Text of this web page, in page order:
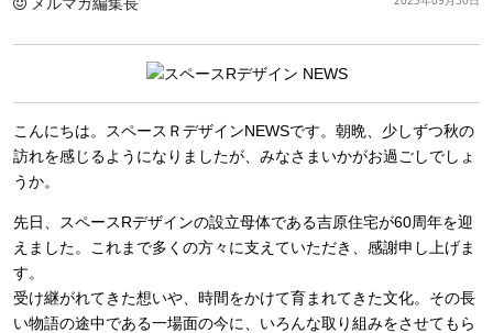
こんにちは。スペースＲデザインNEWSです。朝晩、少しずつ秋の
訪れを感じるようになりましたが、みなさまいかがお過ごしでしょ
うか。
先日、スペースRデザインの設立母体である吉原住宅が60周年を迎
えました。これまで多くの方々に支えていただき、感謝申し上げま
す。
受け継がれてきた想いや、時間をかけて育まれてきた文化。その長
い物語の途中である一場面の今に、いろんな取り組みをさせてもら